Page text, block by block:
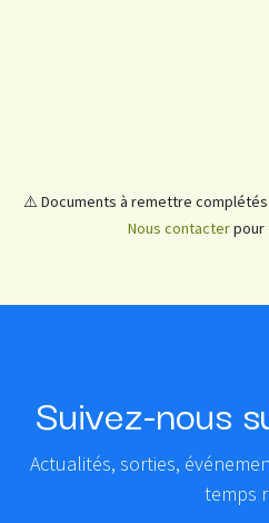
⚠️ Documents à remettre
Nous contacterpour
Suivez-nous
Actualités, sorties,
temps